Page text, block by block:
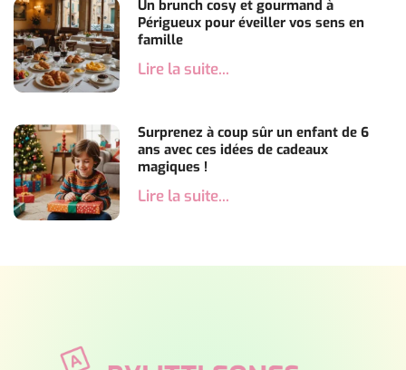
Un brunch cosy et gourmand à
Périgueux pour éveiller vos sens en
famille
Lire la suite...
Surprenez à coup sûr un enfant de 6
ans avec ces idées de cadeaux
magiques !
Lire la suite...